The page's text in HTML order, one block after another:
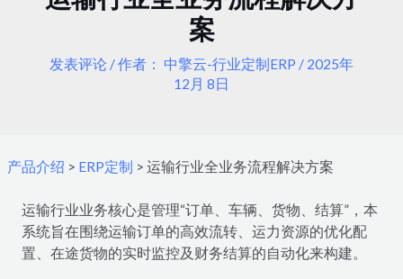
案
发表评论 / 作者： 中擎云-行业定制ERP / 2025年
12月 8日
产品介绍 > ERP定制 >运输行业全业务流程解决方案
运输行业业务核心是管理“订单、车辆、货物、结算”，本
系统旨在围绕运输订单的高效流转、运力资源的优化配
置、在途货物的实时监控及财务结算的自动化来构建。